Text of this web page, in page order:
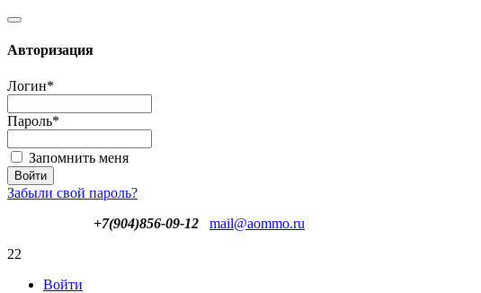
Авторизация
Логин*
Пароль*
Запомнить меня
Забыли свой пароль?
+7(904)856-09-12
mail@aommo.ru
22
Войти